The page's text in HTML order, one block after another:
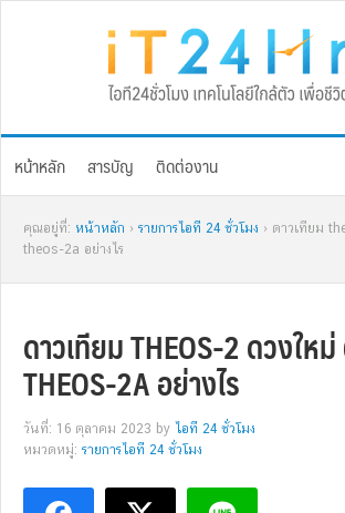
หน้าหลัก สารบัญ ติดต่องาน
คุณอยู่ที่: หน้าหลัก › รายการไอที 24 ชั่วโมง › ดาวเทียม
theos-2a อย่างไร
ดาวเทียม THEOS-2 ดวงให
THEOS-2A อย่างไร
วันที่: 16 ตุลาคม 2023 by ไอที 24 ชั่วโมง
หมวดหมู่: รายการไอที 24 ชั่วโมง